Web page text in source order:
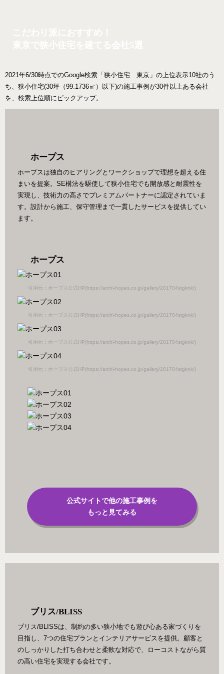
2021年6/30時点でのGoogle検索「狭小住宅 東京」の上位表示10社のう
ち、狭小住宅(30坪（99.1736㎡）以下)の施工事例が30件以上ある会社
を、検索上位順にピックアップ。
ホープス
ホープスは独自のヒアリングとワークショップで理想を超える住
まいを提案。SE構法を駆使して狭小住宅でも開放感と耐震性を
実現し、技術力の高さでプレミアムパートナーに認定されていま
す。設計から施工、保守管理まで一貫したサービスを提供してい
ます。
ホープス
引用元：ホープス公式HP(https://archi-hopes.co.jp/gallery/201704stgknk/)
引用元：ホープス公式HP(https://archi-hopes.co.jp/gallery/201704stgknk/)
引用元：ホープス公式HP(https://archi-hopes.co.jp/gallery/201704stgknk/)
引用元：ホープス公式HP(https://archi-hopes.co.jp/gallery/201704stgknk/)
公式サイトで他の施工事例を
もっと見てみる
ブリス/BLISS
ブリス/BLISSは、制約の多い狭小地でも遊び心ある家づくりを
目指し、7つの住宅プランとインテリアサービスを提供。顧客と
のしっかりした打ち合わせと柔軟な対応で、ローコストながら質
の高い住宅を実現する会社です。